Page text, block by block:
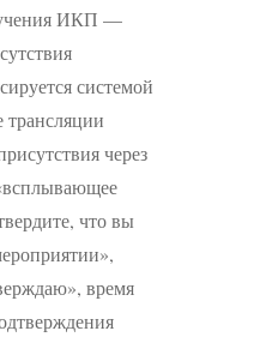
ИКП —
системой
трансляции
через
что вы
время